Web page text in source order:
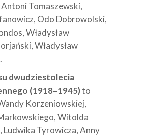
Tomaszewski,
Odo Dobrowolski,
Władysław
Władysław
dwudziestolecia
(1918–1945)to
Korzeniowskiej,
Witolda
Ludwika Tyrowicza, Anny